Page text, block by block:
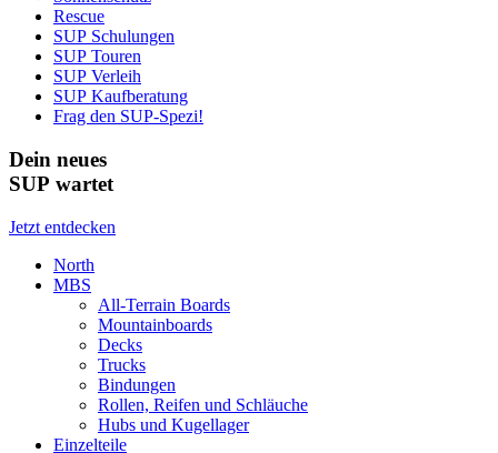
Rescue
SUP Schulungen
SUP Touren
SUP Verleih
SUP Kaufberatung
Frag den SUP-Spezi!
Dein neues
SUP wartet
Jetzt entdecken
North
MBS
All-Terrain Boards
Mountainboards
Decks
Trucks
Bindungen
Rollen, Reifen und Schläuche
Hubs und Kugellager
Einzelteile